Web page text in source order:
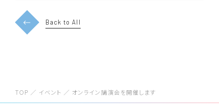
Back to All
TOP ／ イベント ／ オンライン講演会を開催します